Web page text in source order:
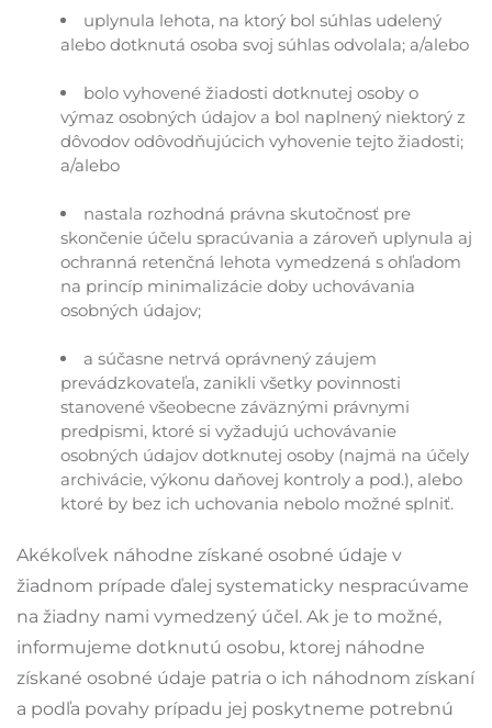
uplynula lehota, na ktorý bol súhlas udelený
alebo dotknutá osoba svoj súhlas odvolala; a/alebo
bolo vyhovené žiadosti dotknutej osoby o
výmaz osobných údajov a bol naplnený niektorý z
dôvodov odôvodňujúcich vyhovenie tejto žiadosti;
a/alebo
nastala rozhodná právna skutočnosť pre
skončenie účelu spracúvania a zároveň uplynula aj
ochranná retenčná lehota vymedzená s ohľadom
na princíp minimalizácie doby uchovávania
osobných údajov;
a súčasne netrvá oprávnený záujem
prevádzkovateľa, zanikli všetky povinnosti
stanovené všeobecne záväznými právnymi
predpismi, ktoré si vyžadujú uchovávanie
osobných údajov dotknutej osoby (najmä na účely
archivácie, výkonu daňovej kontroly a pod.), alebo
ktoré by bez ich uchovania nebolo možné splniť.
Akékoľvek náhodne získané osobné údaje v
žiadnom prípade ďalej systematicky nespracúvame
na žiadny nami vymedzený účel. Ak je to možné,
informujeme dotknutú osobu, ktorej náhodne
získané osobné údaje patria o ich náhodnom získaní
a podľa povahy prípadu jej poskytneme potrebnú